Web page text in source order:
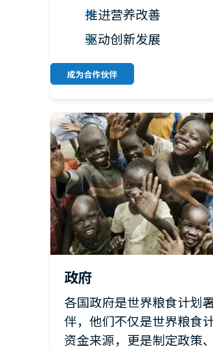
推进营养改善
驱动创新发展
成为合作伙伴
政府
各国政府是世界粮食计划
伴，他们不仅是世界粮食
资金来源，更是制定政策